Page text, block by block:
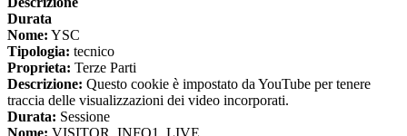
Durata
Nome: YSC
Tipologia: tecnico
Proprieta: Terze Parti
Descrizione: Questo cookie è impostato da YouTube per tenere
traccia delle visualizzazioni dei video incorporati.
Durata: Sessione
Nome: VISITOR_INFO1_LIVE